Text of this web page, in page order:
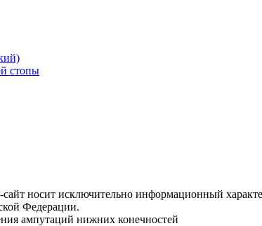
стопы
носит исключительно информационный
Федерации.
ампутаций нижних конечностей